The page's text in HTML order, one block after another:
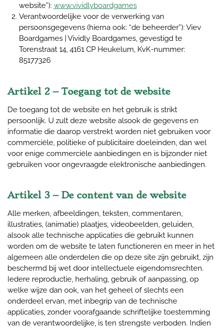
website”): www.vividlyboardgames
Verantwoordelijke voor de verwerking van
persoonsgegevens (hierna ook: “de beheerder”): Viev
Boardgames | Vividly Boardgames, gevestigd te
Torenstraat 14, 4161 CP Heukelum, KvK-nummer:
85177326
Artikel 2 – Toegang tot de website
De toegang tot de website en het gebruik is strikt
persoonlijk. U zult deze website alsook de gegevens en
informatie die daarop verstrekt worden niet gebruiken voor
commerciële, politieke of publicitaire doeleinden, dan wel
voor enige commerciële aanbiedingen en is bijzonder niet
gebruiken voor ongevraagde elektronische aanbiedingen.
Artikel 3 – De content van de website
Alle merken, afbeeldingen, teksten, commentaren,
illustraties, (animatie) plaatjes, videobeelden, geluiden,
alsook alle technische applicaties die gebruikt kunnen
worden om de website te laten functioneren en meer in het
algemeen alle onderdelen die op deze site zijn gebruikt, zijn
beschermd bij wet door intellectuele eigendomsrechten.
Iedere reproductie, herhaling, gebruik of aanpassing, op
welke wijze dan ook, van het geheel of slechts een
onderdeel ervan, met inbegrip van de technische
applicaties, zonder voorafgaande schriftelijke toestemming
van de verantwoordelijke, is ten strengste verboden. Indien